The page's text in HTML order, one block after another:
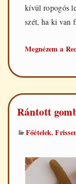
kívül ropogós
szét, ha ki van
Megnézem a
Rántott
Főételek,